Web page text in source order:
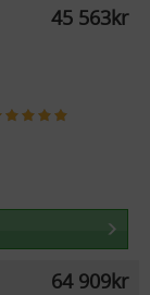
45 563kr
64 909kr